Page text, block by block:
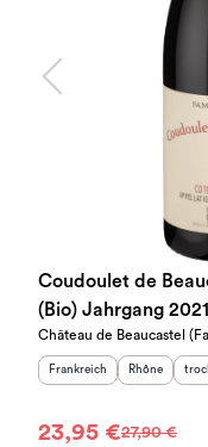
Coudoulet de
(Bio) Jahrgang 2021
Château de Beaucastel
Herkunftsland
Frankreich Rhône
23,95 €27,90 €